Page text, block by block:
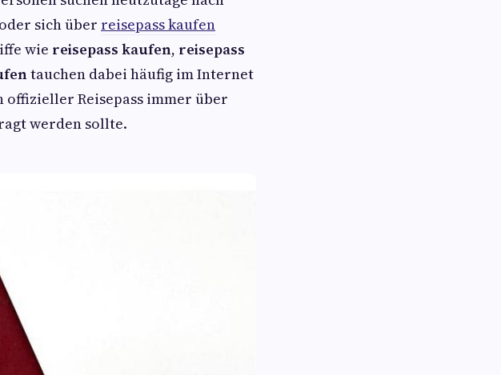
sich über reisepass kaufen
wie reisepass kaufen, reisepass
tauchen dabei häufig im Internet
offizieller Reisepass immer über
werden sollte.